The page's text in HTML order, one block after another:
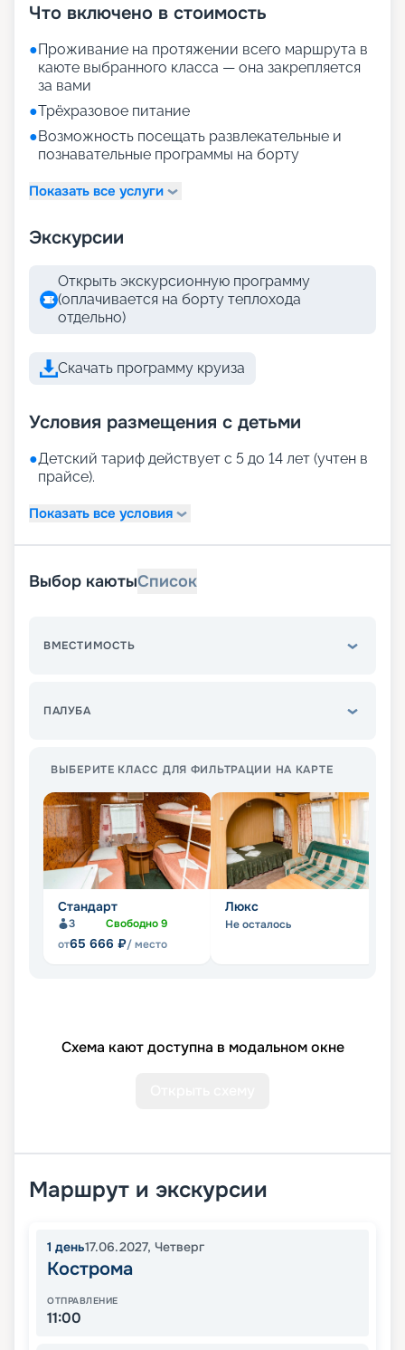
Что включено в стоимость
●Проживание на протяжении всего маршрута в
каюте выбранного класса — она закрепляется
за вами
●Трёхразовое питание
●Возможность посещать развлекательные и
познавательные программы на борту
Показать все услуги
Экскурсии
Открыть экскурсионную программу
(оплачивается на борту теплохода
отдельно)
Скачать программу круиза
Условия размещения с детьми
●Детский тариф действует с 5 до 14 лет (учтен в
прайсе).
Показать все условия
Выбор каютыСписок
ВМЕСТИМОСТЬ
ПАЛУБА
ВЫБЕРИТЕ КЛАСС ДЛЯ ФИЛЬТРАЦИИ НА КАРТЕ
Стандарт
3 Свободно9
от65 666 ₽/ место
Люкс
Не осталось
Схема кают доступна в модальном окне
Маршрут и экскурсии
1 день17.06.2027, Четверг
Кострома
ОТПРАВЛЕНИЕ
11:00